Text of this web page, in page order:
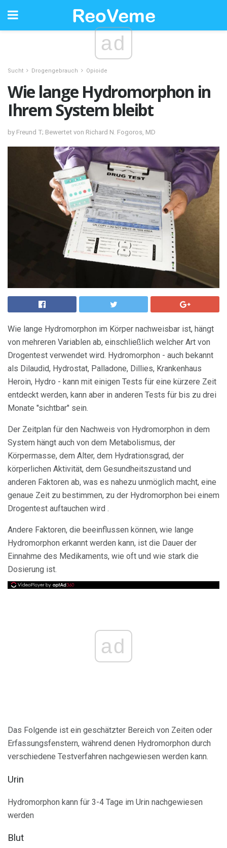
ad
Sucht Drogengebrauch Opioide
Wie lange Hydromorphon in
Ihrem System bleibt
by Freund T; Bewertet von Richard N. Fogoros, MD
Wie lange Hydromorphon im Körper nachweisbar ist, hängt
von mehreren Variablen ab, einschließlich welcher Art von
Drogentest verwendet wird. Hydromorphon - auch bekannt
als Dilaudid, Hydrostat, Palladone, Dillies, Krankenhaus
Heroin, Hydro - kann mit einigen Tests für eine kürzere Zeit
entdeckt werden, kann aber in anderen Tests für bis zu drei
Monate "sichtbar" sein.
Der Zeitplan für den Nachweis von Hydromorphon in dem
System hängt auch von dem Metabolismus, der
Körpermasse, dem Alter, dem Hydrationsgrad, der
körperlichen Aktivität, dem Gesundheitszustand und
anderen Faktoren ab, was es nahezu unmöglich macht, eine
genaue Zeit zu bestimmen, zu der Hydromorphon bei einem
Drogentest auftauchen wird .
Andere Faktoren, die beeinflussen können, wie lange
Hydromorphon erkannt werden kann, ist die Dauer der
Einnahme des Medikaments, wie oft und wie stark die
Dosierung ist.
ad
Das Folgende ist ein geschätzter Bereich von Zeiten oder
Erfassungsfenstern, während denen Hydromorphon durch
verschiedene Testverfahren nachgewiesen werden kann.
Urin
Hydromorphon kann für 3-4 Tage im Urin nachgewiesen
werden
Blut